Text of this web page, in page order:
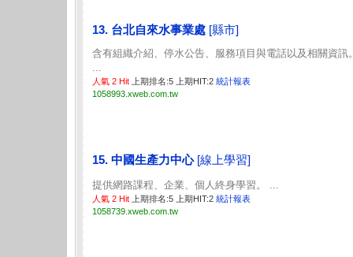
13. 台北自來水事業處 [縣市]
含有組織介紹、停水公告、服務項目與電話以及相關資訊
...
人氣 2 Hit 上期排名:5 上期HIT:2 統計報表
1058993.xweb.com.tw
15. 中國生產力中心 [線上學習]
提供網路課程、企業、個人終身學習。 ...
人氣 2 Hit 上期排名:5 上期HIT:2 統計報表
1058739.xweb.com.tw